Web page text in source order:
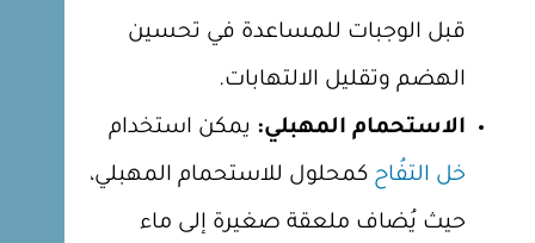
قبل الوجبات للمساعدة في تحسين
الهضم وتقليل الالتهابات.
الاستحمام المهبلي: يمكن استخدام
خل التفُاح كمحلول للاستحمام المهبلي،
حيث يُضاف ملعقة صغيرة إلى ماء